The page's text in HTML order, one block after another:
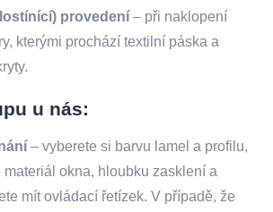
provedení – při naklopení
kterými prochází textilní páska a
u nás:
– vyberete si barvu lamel a profilu,
materiál okna, hloubku zasklení a
mít ovládací řetízek. V případě, že